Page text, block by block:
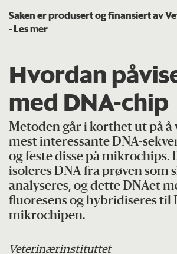
Saken er produsert og finansiert av
- Les mer
Hvordan
med DNA-chip
Metoden går i korthet ut på å
mest interessante DNA-
og feste disse på mikrochips.
isoleres DNA fra prøven som
analyseres, og dette DNAet
fluoresens og hybridiseres til
mikrochipen.
Veterinærinstituttet